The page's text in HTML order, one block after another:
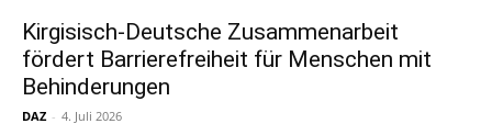
Kirgisisch-Deutsche Zusammenarbeit
fördert Barrierefreiheit für Menschen mit
Behinderungen
DAZ - 4. Juli 2026